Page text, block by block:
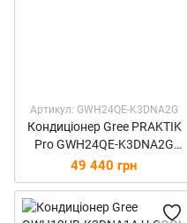
Артикул: GWH24QE-K3DNA2G
Кондиціонер Gree PRAKTIK
Pro GWH24QE-K3DNA2G
Inverter
49 440 грн